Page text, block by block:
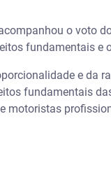
o voto
fundamentais e
e da
fundamentais
motoristas